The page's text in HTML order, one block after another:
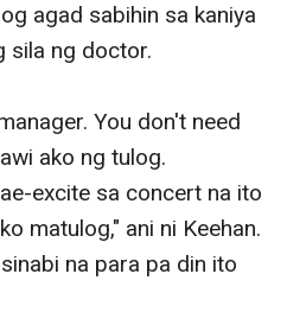
agad sabihin sa kaniya
sila ng doctor.
You don't need
ako ng tulog.
excite sa concert na ito
matulog," ani ni Keehan.
na para pa din ito